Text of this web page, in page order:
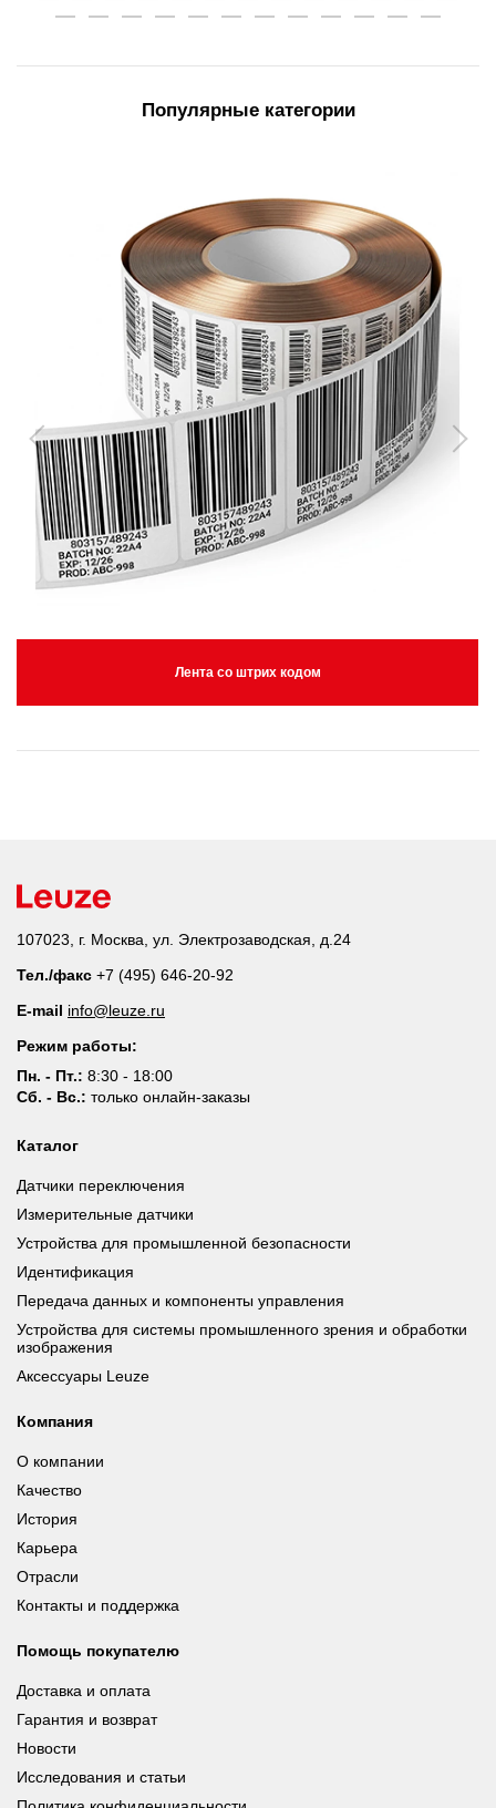
Популярные категории
Лента со штрих кодом
107023, г. Москва, ул. Электрозаводская, д.24
Тел./факс +7 (495) 646-20-92
E-mail info@leuze.ru
Режим работы:
Пн. - Пт.: 8:30 - 18:00
Сб. - Вс.: только онлайн-заказы
Каталог
Датчики переключения
Измерительные датчики
Устройства для промышленной безопасности
Идентификация
Передача данных и компоненты управления
Устройства для системы промышленного зрения и обработки
изображения
Аксессуары Leuze
Компания
О компании
Качество
История
Карьера
Отрасли
Контакты и поддержка
Помощь покупателю
Доставка и оплата
Гарантия и возврат
Новости
Исследования и статьи